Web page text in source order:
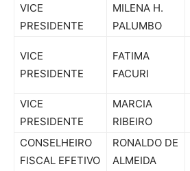
VICE
PRESIDENTE
MILENA H.
PALUMBO
VICE
PRESIDENTE
FATIMA
FACURI
VICE
PRESIDENTE
MARCIA
RIBEIRO
CONSELHEIRO
FISCAL EFETIVO
RONALDO DE
ALMEIDA